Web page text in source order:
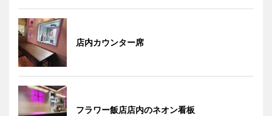
店内カウンター席
フラワー飯店店内のネオン看板